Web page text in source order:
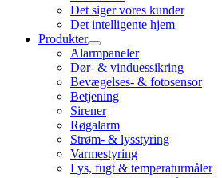
Det siger vores kunder
Det intelligente hjem
Produkter
Alarmpaneler
Dør- & vinduessikring
Bevægelses- & fotosensor
Betjening
Sirener
Røgalarm
Strøm- & lysstyring
Varmestyring
Lys, fugt & temperaturmåler